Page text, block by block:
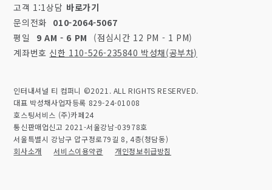
고객 1:1상담 바로가기
문의전화 010-2064-5067
평일
9 AM - 6 PM
(점심시간 12 PM - 1 PM)
계좌번호 신한 110-526-235840 박성채(공부차)
인터내셔널 티 컴퍼니 ©2021. ALL RIGHTS RESERVED.
대표 박성채사업자등록 829-24-01008
호스팅서비스 (주)카페24
통신판매업신고 2021-서울강남-03978호
서울특별시 강남구 압구정로79길 8, 4층(청담동)
회사소개
서비스이용약관 개인정보취급방침